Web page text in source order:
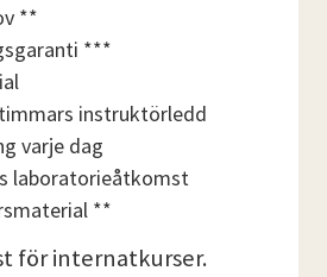
**
***
instruktörledd
varje dag
laboratorieåtkomst
**
för internatkurser.